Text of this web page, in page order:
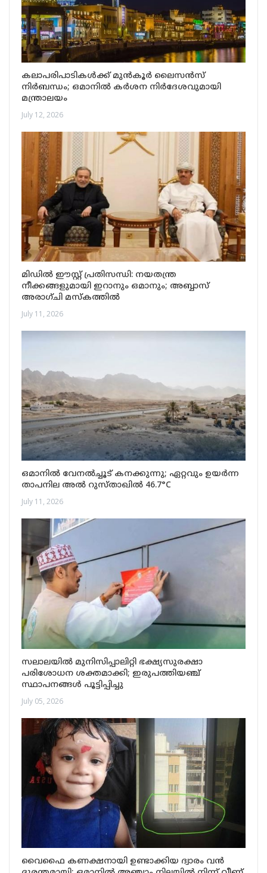
കലാപരിപാടികൾക്ക് മുൻകൂർ ലൈസൻസ്
നിർബന്ധം; ഒമാനിൽ കർശന നിർദേശവുമായി
മന്ത്രാലയം
July 12, 2026
മിഡിൽ ഈസ്റ്റ് പ്രതിസന്ധി: നയതന്ത്ര
നീക്കങ്ങളുമായി ഇറാനും ഒമാനും; അബ്ബാസ്
അരാഗ്ചി മസ്കത്തിൽ
July 11, 2026
ഒമാനിൽ വേനൽച്ചൂട് കനക്കുന്നു; ഏറ്റവും ഉയർന്ന
താപനില അൽ റുസ്താഖിൽ 46.7°C
July 11, 2026
സലാലയിൽ മുനിസിപ്പാലിറ്റി ഭക്ഷ്യസുരക്ഷാ
പരിശോധന ശക്തമാക്കി; ഇരുപത്തിയഞ്ച്
സ്ഥാപനങ്ങൾ പൂട്ടിപ്പിച്ചു
July 05, 2026
വൈഫൈ കണക്ഷനായി ഉണ്ടാക്കിയ ദ്വാരം വൻ